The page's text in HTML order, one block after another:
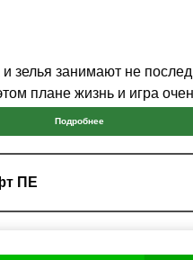
зелья занимают не
плане жизнь и игра
мяса будут
студентам, ведь
всего прочего, данная
Подробнее
ПЕ